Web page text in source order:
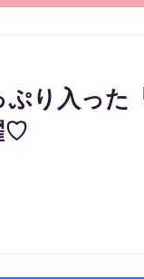
り入った
♡